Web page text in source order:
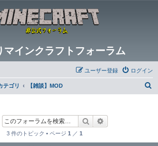
マインクラフトフォーラム
ログイン
ユーザー登録
テゴリ 【雑談】MOD
検索
3 件のトピック • ページ 1 ／ 1